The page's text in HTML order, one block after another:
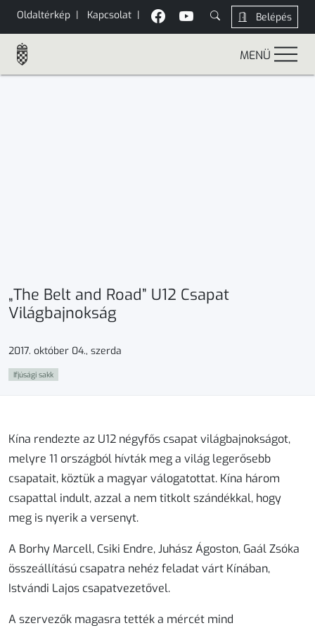
Oldaltérkép | Kapcsolat | Belépés
MENÜ
„The Belt and Road” U12 Csapat
Világbajnokság
2017. október 04., szerda
Ifjúsági sakk
Kína rendezte az U12 négyfős csapat világbajnokságot,
melyre 11 országból hívták meg a világ legerősebb
csapatait, köztük a magyar válogatottat. Kína három
csapattal indult, azzal a nem titkolt szándékkal, hogy
meg is nyerik a versenyt.
A Borhy Marcell, Csiki Endre, Juhász Ágoston, Gaál Zsóka
összeállítású csapatra nehéz feladat várt Kínában,
Istvándi Lajos csapatvezetővel.
A szervezők magasra tették a mércét mind